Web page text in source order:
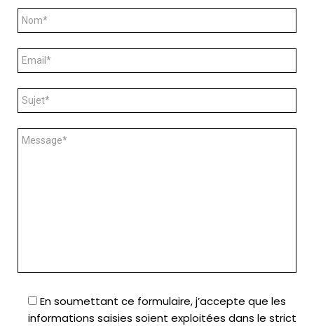
En soumettant ce formulaire, j’accepte que les
informations saisies soient exploitées dans le strict